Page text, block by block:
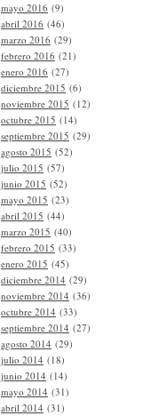
mayo 2016 (9)
abril 2016 (46)
marzo 2016 (29)
febrero 2016 (21)
enero 2016 (27)
diciembre 2015 (6)
noviembre 2015 (12)
octubre 2015 (14)
septiembre 2015 (29)
agosto 2015 (52)
julio 2015 (57)
junio 2015 (52)
mayo 2015 (23)
abril 2015 (44)
marzo 2015 (40)
febrero 2015 (33)
enero 2015 (45)
diciembre 2014 (29)
noviembre 2014 (36)
octubre 2014 (33)
septiembre 2014 (27)
agosto 2014 (29)
julio 2014 (18)
junio 2014 (14)
mayo 2014 (31)
abril 2014 (31)